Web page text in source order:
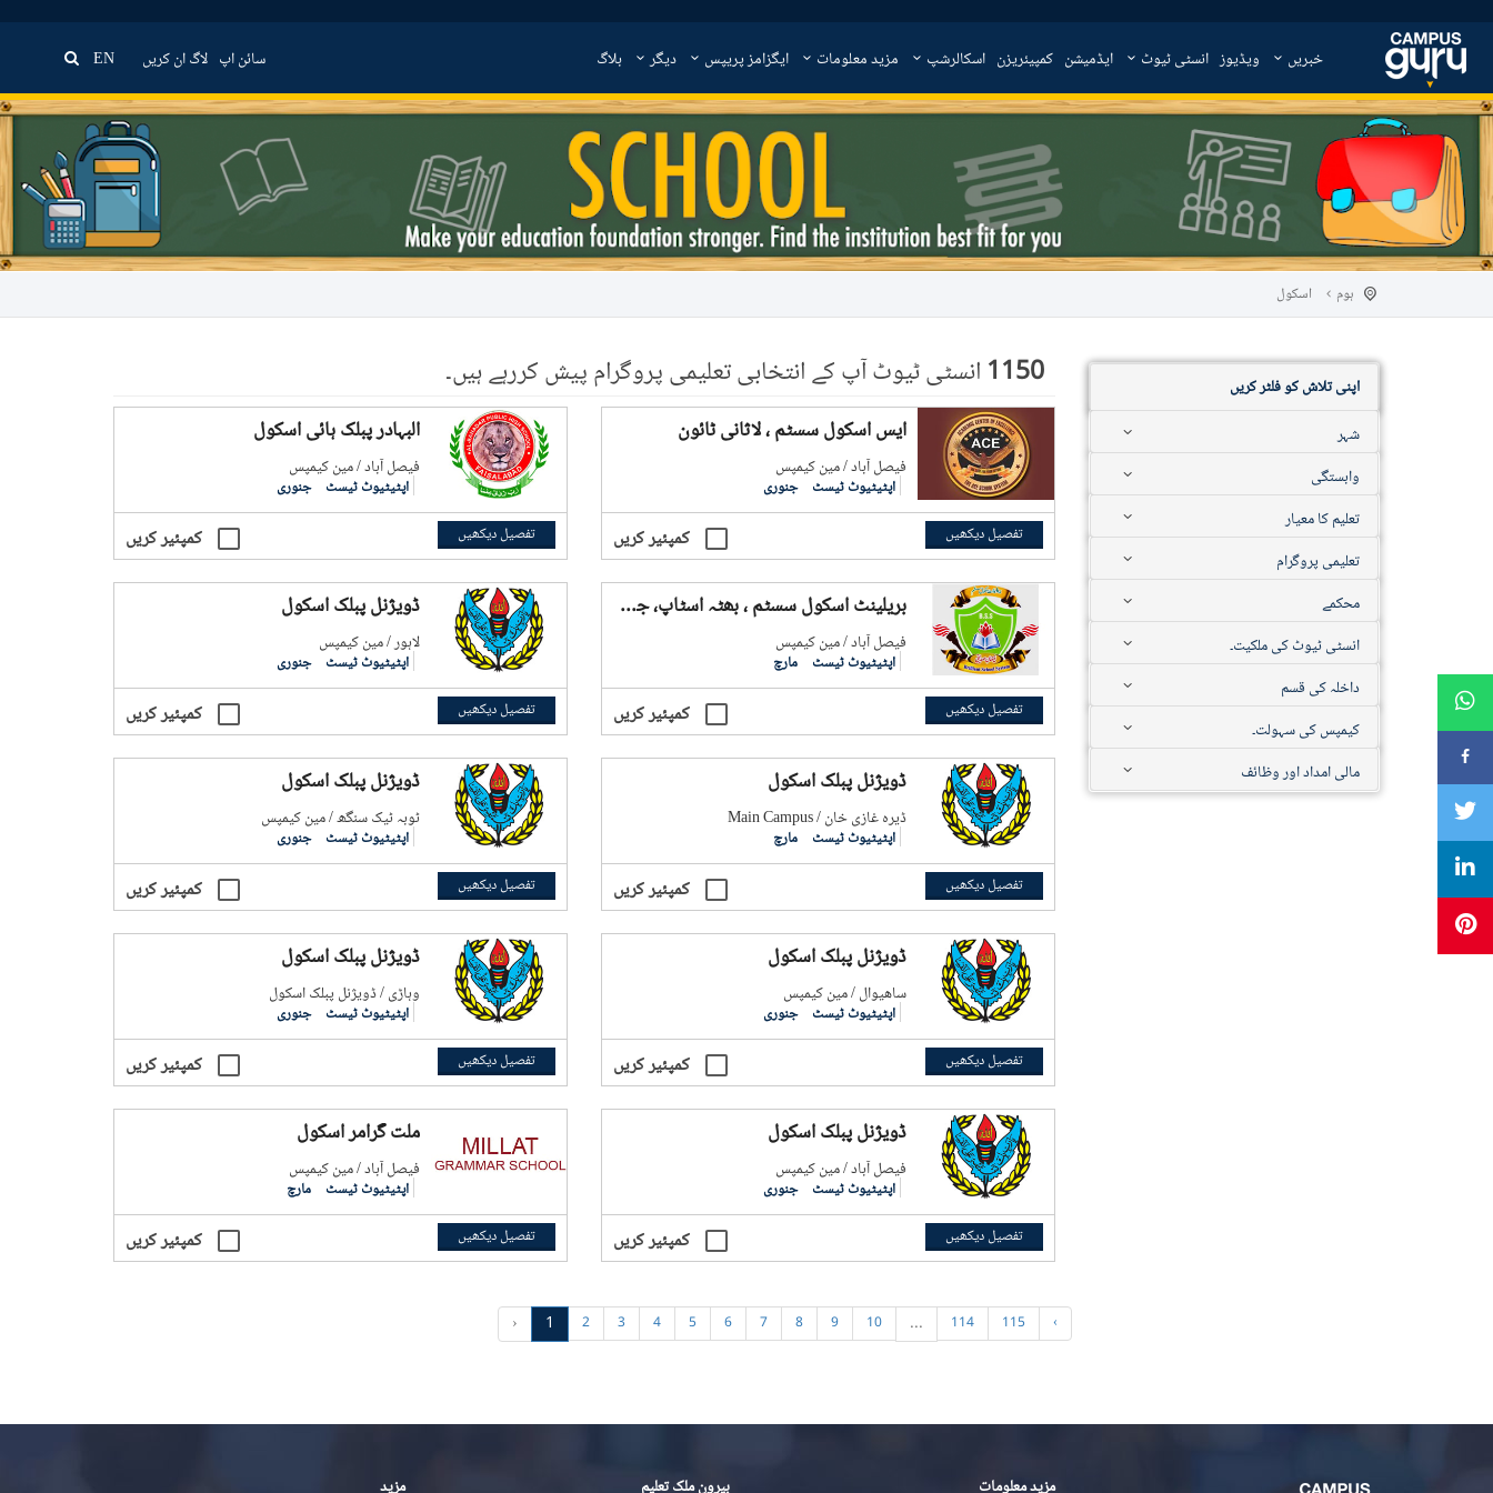
خبریں ویڈیوز انسٹی ٹیوٹ ایڈمیشن کمپیئریزن اسکالرشپ مزید معلومات ایگزامز پریپس دیگر بلاگ سائن اپ لاگ ان کریں EN
ہوم اسکول
اپنی تلاش کو فلٹر کریں
شہر
وابستگی
تعلیم کا معیار
تعلیمی پروگرام
محکمے
انسٹی ٹیوٹ کی ملکیت۔
داخلہ کی قسم
کیمپس کی سہولت۔
مالی امداد اور وظائف
1150 انسٹی ٹیوٹ آپ کے انتخابی تعلیمی پروگرام پیش کررہے ہیں۔
ایس اسکول سسٹم ، لاثانی ٹائون
فيصل آباد / مین کیمپس
اپٹیٹیوٹ ٹیسٹ جنوری
کمپئیر کریں تفصیل دیکھیں
البہادر پبلک ہائی اسکول
فيصل آباد / مین کیمپس
اپٹیٹیوٹ ٹیسٹ جنوری
کمپئیر کریں تفصیل دیکھیں
بریلینٹ اسکول سسٹم ، بھٹہ اسٹاپ، جھنگ روڈ۔
فيصل آباد / مین کیمپس
اپٹیٹیوٹ ٹیسٹ مارچ
کمپئیر کریں تفصیل دیکھیں
ڈویژنل پبلک اسکول
لاہور / مین کیمپس
اپٹیٹیوٹ ٹیسٹ جنوری
کمپئیر کریں تفصیل دیکھیں
ڈویژنل پبلک اسکول
ڈیرہ غازی خان / Main Campus
اپٹیٹیوٹ ٹیسٹ مارچ
کمپئیر کریں تفصیل دیکھیں
ڈویژنل پبلک اسکول
ٹوبہ ٹیک سنگھ / مین کیمپس
اپٹیٹیوٹ ٹیسٹ جنوری
کمپئیر کریں تفصیل دیکھیں
ڈویژنل پبلک اسکول
ساھیوال / مین کیمپس
اپٹیٹیوٹ ٹیسٹ جنوری
کمپئیر کریں تفصیل دیکھیں
ڈویژنل پبلک اسکول
وہاڑی / ڈویژنل پبلک اسکول
اپٹیٹیوٹ ٹیسٹ جنوری
کمپئیر کریں تفصیل دیکھیں
ڈویژنل پبلک اسکول
فيصل آباد / مین کیمپس
اپٹیٹیوٹ ٹیسٹ جنوری
کمپئیر کریں تفصیل دیکھیں
ملت گرامر اسکول
فيصل آباد / مین کیمپس
اپٹیٹیوٹ ٹیسٹ مارچ
کمپئیر کریں تفصیل دیکھیں
‹ 1 2 3 4 5 6 7 8 9 10 ... 114 115 ›
مزید معلومات بیرون ملک تعلیم مزید